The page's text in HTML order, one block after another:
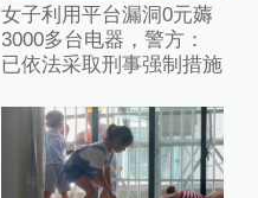
女子利用平台漏洞0元薅
3000多台电器，警方：
已依法采取刑事强制措施